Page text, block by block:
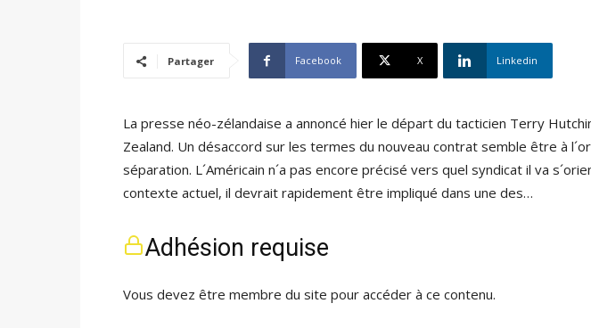
Partager Facebook X Linkedin
La presse néo-zélandaise a annoncé hier le départ du tacticien Terry
Zealand. Un désaccord sur les termes du nouveau contrat semble être à
séparation. L´Américain n´a pas encore précisé vers quel syndicat il va
contexte actuel, il devrait rapidement être impliqué dans une des…
Adhésion requise
Vous devez être membre du site pour accéder à ce contenu.